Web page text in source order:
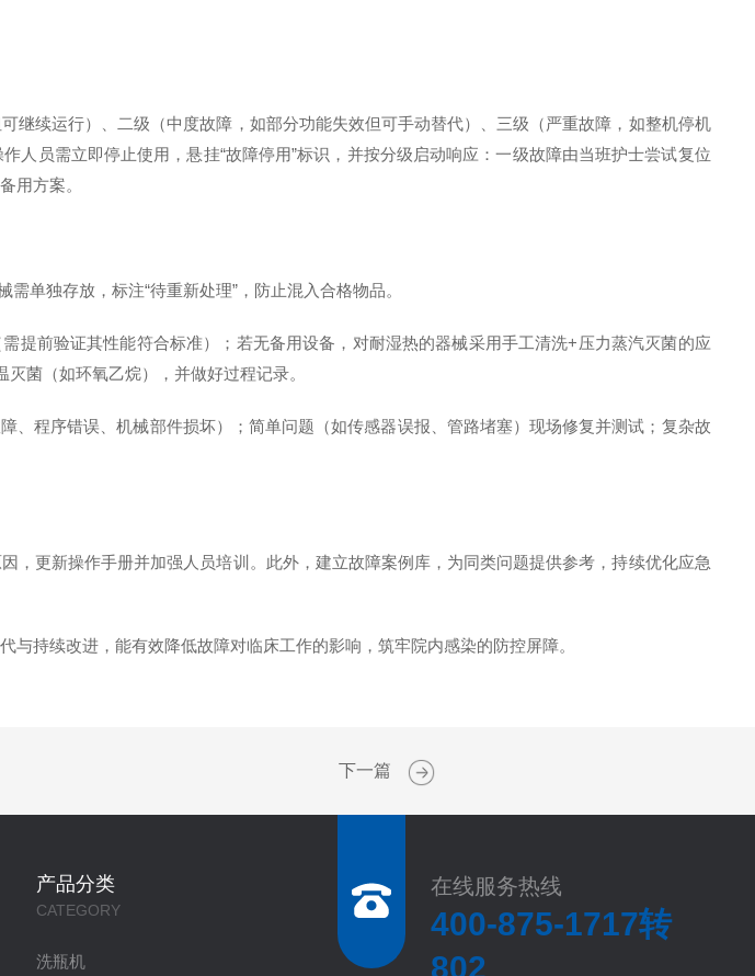
续运行）、二级（中度故障，如部分功能失效但可手动替代）、三级（严重故障，如整机停机
员需立即停止使用，悬挂“故障停用”标识，并按分级启动响应：一级故障由当班护士尝试复位
用方案。
独存放，标注“待重新处理”，防止混入合格物品。
前验证其性能符合标准）；若无备用设备，对耐湿热的器械采用手工清洗+压力蒸汽灭菌的应
菌（如环氧乙烷），并做好过程记录。
程序错误、机械部件损坏）；简单问题（如传感器误报、管路堵塞）现场修复并测试；复杂故
更新操作手册并加强人员培训。此外，建立故障案例库，为同类问题提供参考，持续优化应急
持续改进，能有效降低故障对临床工作的影响，筑牢院内感染的防控屏障。
下一篇
产品分类
CATEGORY
洗瓶机
在线服务热线
400-875-1717转
802